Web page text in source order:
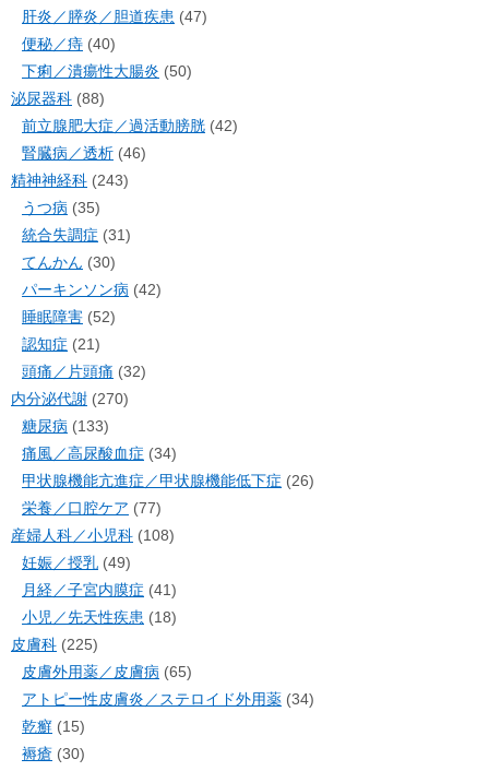
肝炎／膵炎／胆道疾患 (47)
便秘／痔 (40)
下痢／潰瘍性大腸炎 (50)
泌尿器科 (88)
前立腺肥大症／過活動膀胱 (42)
腎臓病／透析 (46)
精神神経科 (243)
うつ病 (35)
統合失調症 (31)
てんかん (30)
パーキンソン病 (42)
睡眠障害 (52)
認知症 (21)
頭痛／片頭痛 (32)
内分泌代謝 (270)
糖尿病 (133)
痛風／高尿酸血症 (34)
甲状腺機能亢進症／甲状腺機能低下症 (26)
栄養／口腔ケア (77)
産婦人科／小児科 (108)
妊娠／授乳 (49)
月経／子宮内膜症 (41)
小児／先天性疾患 (18)
皮膚科 (225)
皮膚外用薬／皮膚病 (65)
アトピー性皮膚炎／ステロイド外用薬 (34)
乾癬 (15)
褥瘡 (30)